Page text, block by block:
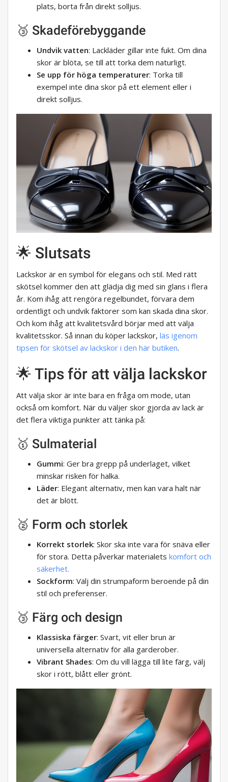
plats, borta från direkt solljus.
🥉 Skadeförebyggande
Undvik vatten: Lackläder gillar inte fukt. Om dina
skor är blöta, se till att torka dem naturligt.
Se upp för höga temperaturer: Torka till
exempel inte dina skor på ett element eller i
direkt solljus.
🌟 Slutsats
Lackskor är en symbol för elegans och stil. Med rätt
skötsel kommer den att glädja dig med sin glans i flera
år. Kom ihåg att rengöra regelbundet, förvara dem
ordentligt och undvik faktorer som kan skada dina skor.
Och kom ihåg att kvalitetsvård börjar med att välja
kvalitetsskor. Så innan du köper lackskor, läs igenom
tipsen för skötsel av lackskor i den här butiken.
🌟 Tips för att välja lackskor
Att välja skor är inte bara en fråga om mode, utan
också om komfort. När du väljer skor gjorda av lack är
det flera viktiga punkter att tänka på:
🥇 Sulmaterial
Gummi: Ger bra grepp på underlaget, vilket
minskar risken för halka.
Läder: Elegant alternativ, men kan vara halt när
det är blött.
🥈 Form och storlek
Korrekt storlek: Skor ska inte vara för snäva eller
för stora. Detta påverkar materialets komfort och
säkerhet.
Sockform: Välj din strumpaform beroende på din
stil och preferenser.
🥉 Färg och design
Klassiska färger: Svart, vit eller brun är
universella alternativ för alla garderober.
Vibrant Shades: Om du vill lägga till lite färg, välj
skor i rött, blått eller grönt.